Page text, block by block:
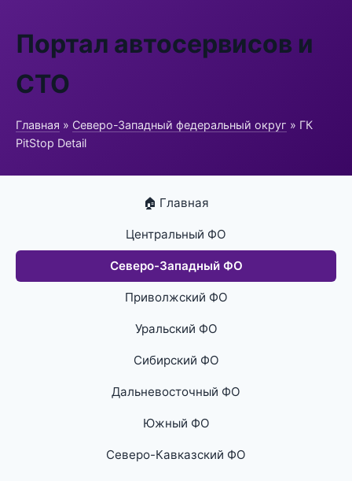
Портал автосервисов и
СТО
Главная » Северо-Западный федеральный округ » ГК
PitStop Detail
🏠 Главная
Центральный ФО
Северо-Западный ФО
Приволжский ФО
Уральский ФО
Сибирский ФО
Дальневосточный ФО
Южный ФО
Северо-Кавказский ФО